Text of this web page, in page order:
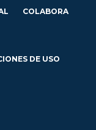
COLABORA
DE USO